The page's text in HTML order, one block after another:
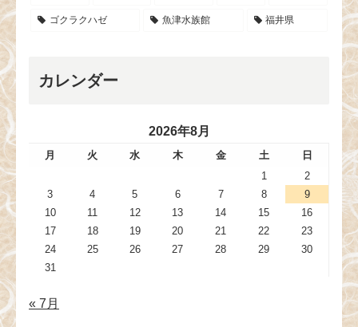
ゴクラクハゼ 魚津水族館 福井県
カレンダー
2026年8月
月 火 水 木 金 土
日
1
2
3
4 5 6 7 8
9
10
11 12 13 14 15
16
17
18 19 20 21 22
23
24
25 26 27 28 29
30
31
« 7月